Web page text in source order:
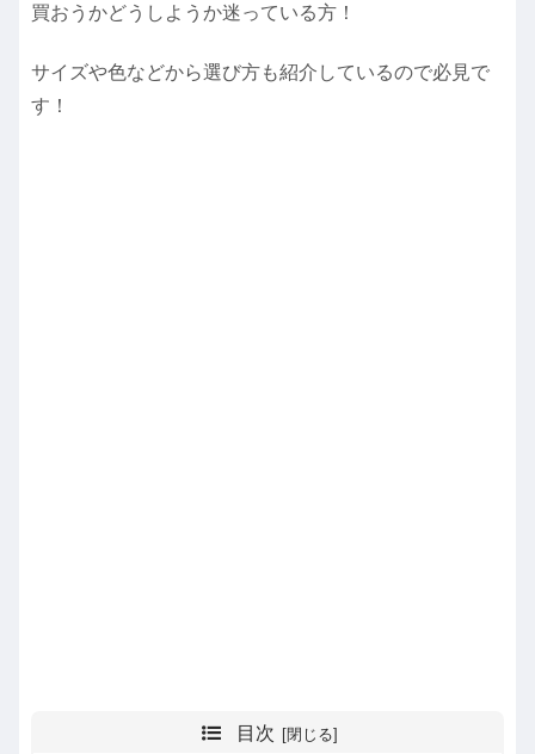
買おうかどうしようか迷っている方！
サイズや色などから選び方も紹介しているので必見で
す！
目次